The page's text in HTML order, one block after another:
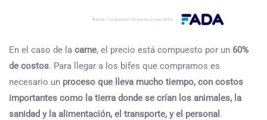
En el caso de la carne, el precio está compuesto por un 60%
de costos. Para llegar a los bifes que compramos es
necesario un proceso que lleva mucho tiempo, con costos
importantes como la tierra donde se crían los animales, la
sanidad y la alimentación, el transporte, y el personal .